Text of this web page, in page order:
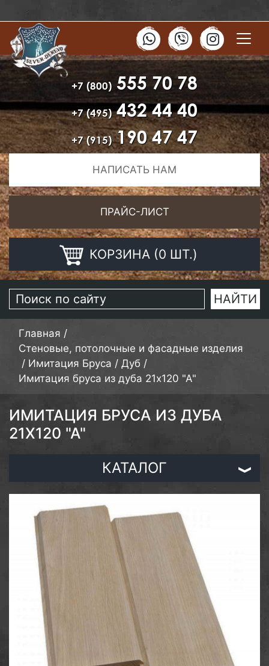
+7 (800) 555 70 78
+7 (495)432 44 40
+7 (915)190 47 47
НАПИСАТЬ НАМ
ПРАЙС-ЛИСТ
КОРЗИНА (0 ШТ.)
Главная /
Стеновые, потолочные и фасадные изделия
/ Имитация Бруса / Дуб /
Имитация бруса из дуба 21х120 "А"
ИМИТАЦИЯ БРУСА ИЗ ДУБА
21Х120 "А"
КАТАЛОГ